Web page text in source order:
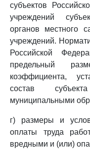
субъектов
учреждений
органов местного
учреждений.
Российской
предельный
коэффициента,
состав
муниципальными
г) размеры и
оплаты труда
вредными и (или)